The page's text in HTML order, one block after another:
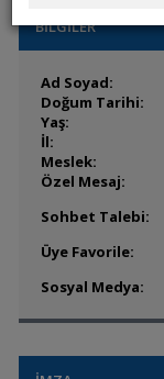
BİLGİLER
Ad Soyad:
Doğum Tarihi:
Yaş:
İl:
Meslek:
Özel Mesaj:
Sohbet Talebi:
Üye Favorile:
Sosyal Medya: